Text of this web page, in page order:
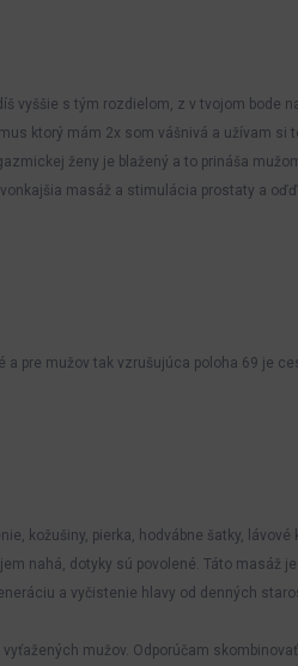
vyššie s tým rozdielom, z v tvojom bode
ktorý mám 2x som vášnivá a užívam si
ženy je blažený a to prináša
masáž a stimulácia prostaty a
a pre mužov tak vzrušujúca poloha 69 je
kožušiny, pierka, hodvábne šatky,
nahá, dotyky sú povolené. Táto masáž
a vyčistenie hlavy od denných
mužov. Odporúčam